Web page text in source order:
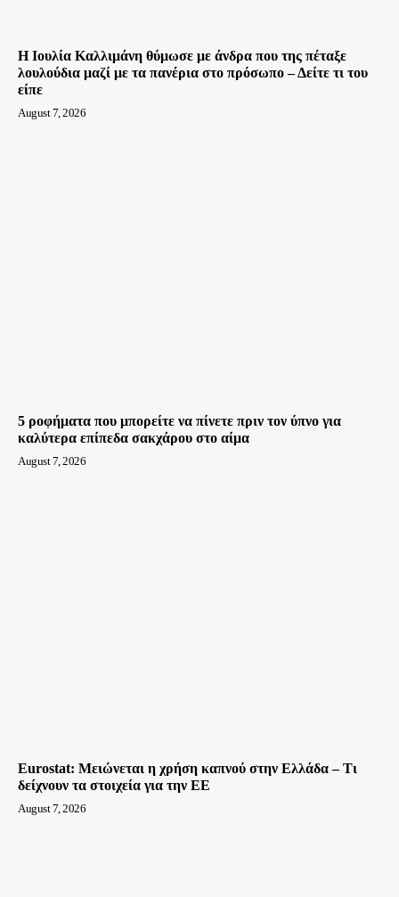
Η Ιουλία Καλλιμάνη θύμωσε με άνδρα που της πέταξε
λουλούδια μαζί με τα πανέρια στο πρόσωπο – Δείτε τι του
είπε
August 7, 2026
5 ροφήματα που μπορείτε να πίνετε πριν τον ύπνο για
καλύτερα επίπεδα σακχάρου στο αίμα
August 7, 2026
Eurostat: Μειώνεται η χρήση καπνού στην Ελλάδα – Τι
δείχνουν τα στοιχεία για την ΕΕ
August 7, 2026